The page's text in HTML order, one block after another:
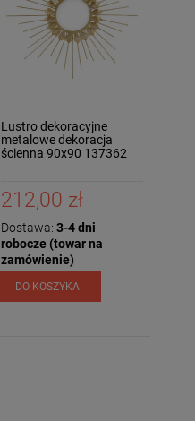
Lustro dekoracyjne
metalowe dekoracja
ścienna 90x90 137362
212,00 zł
Dostawa: 3-4 dni
robocze (towar na
zamówienie)
DO KOSZYKA